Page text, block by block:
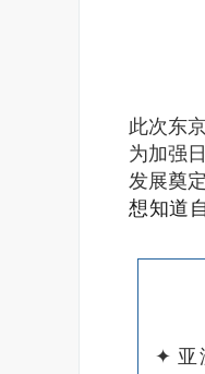
此次东
为加强
发展奠
想知道
✦ 亚